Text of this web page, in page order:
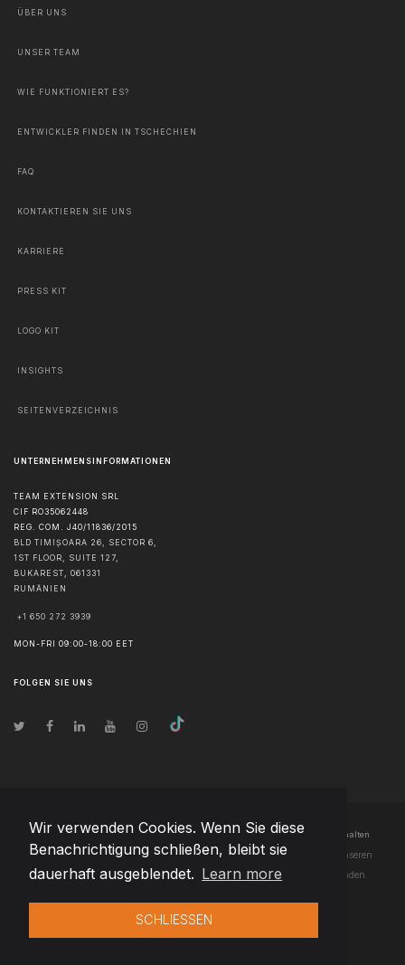
Wir verwenden Cookies. Wenn Sie diese
Benachrichtigung schließen, bleibt sie
dauerhaft ausgeblendet. Learn more
SCHLIESSEN
ÜBER UNS
UNSER TEAM
WIE FUNKTIONIERT ES?
ENTWICKLER FINDEN IN TSCHECHIEN
FAQ
KONTAKTIEREN SIE UNS
KARRIERE
PRESS KIT
LOGO KIT
INSIGHTS
SEITENVERZEICHNIS
UNTERNEHMENSINFORMATIONEN
TEAM EXTENSION SRL
CIF RO35062448
REG. COM. J40/11836/2015
BLD TIMIȘOARA 26, SECTOR 6,
1ST FLOOR, SUITE 127,
BUKAREST, 061331
RUMÄNIEN
+1 650 272 3939
MON-FRI 09:00-18:00 EET
FOLGEN SIE UNS
© Urheberrecht 2026 Team Extension Czech Republic- Alle Rechte vorbehalten
Changelog● Durch die Nutzung dieser Website erklären Sie sich mit unseren
Nutzungsbedingungen und unserer Datenschutzerklärung einverstanden.